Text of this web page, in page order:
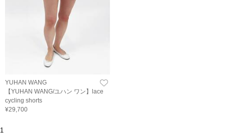
YUHAN WANG
【YUHAN WANG/ユハン ワン】lace
cycling shorts
¥29,700
1